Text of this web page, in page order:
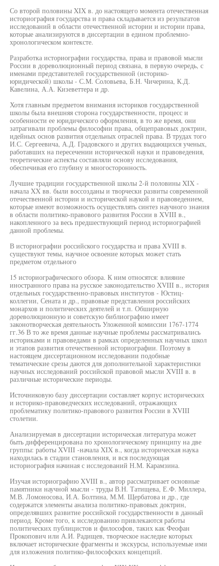
Со второй половины XIX в. до настоящего момента отечественная
историография государства и права складывается из результатов
исследований в области отечественной истории и истории права,
которые анализируются в диссертации в едином проблемно-
хронологическом контексте.
Разработка историографии государства, права и правовой мысли
России в дореволюционный период связана, в первую очередь, с
именами представителей государственной (историко-
юридической) школы - С.М. Соловьева, Б.Н. Чичерина, К.Д.
Кавелина, А.А. Кизеветтера и др.
Хотя главным предметом внимания историков государственной
школы была внешняя сторона государственности, процесс и
особенности ее юридического оформления, в то же время, они
затрагивали проблемы философии права, общеправовых доктрин,
идейных основ развития отдельных отраслей права. В трудах того
И.С. Сергеевича, А.Д. Градовского и других выдающихся ученых,
работавших на пересечении исторической науки и правоведения,
теоретические аспекты составляли основу исследования,
обеспечивая его глубину и многосторонность.
Лучшие традиции государственной школы 2-й половины XIX -
начала XX вв. были воссозданы и творчески развиты современной
отечественной истории и исторической наукой и правоведением,
которые имеют возможность осуществлять синтез научного знания
в области политико-правового развития России в XVIII в.,
накопленного за весь предшествующий период историографией
данной проблемы.
В историографии российского государства и права XVIII в.
существуют темы, научное освоение которых может стать
предметом отдельного
15 историографического обзора. К ним относятся: влияние
иностранного права на русское законодательство XVIII в., история
отдельных государственно-правовых институтов - Юстиц-
коллегии, Сената и др., правовые представления российских
монархов и политических деятелей и т.п. Обширную
дореволюционную и советскую библиографию имеет
законотворческая деятельность Уложенной комиссии 1767-1774
гг.36 В то же время данные научные проблемы рассматривались
историками и правоведами в рамках определенных научных школ
и этапов развития отечественной историографии. Поэтому в
настоящем диссертационном исследовании подобные
тематические срезы даются для дополнительной характеристики
научных исследований российской правовой мысли XVIII в. в
различные исторические периоды.
Источниковую базу диссертации составляет корпус исторических
и историко-правоведческих исследований, отражающих
проблематику политико-правового развития России в XVIII
столетии.
Анализируемая в диссертации историческая литература может
быть дифференцирована по хронологическому принципу на две
группы: работы XVIII -начала XIX в., когда историческая наука
находилась в стадии становления, и вся последующая
историография начиная с исследований Н.М. Карамзина.
Изучая историографию XVIII в., автор рассматривает основные
памятники научной мысли - труды В.Н. Татищева, Е.Ф. Миллера,
М.В. Ломоносова, И.А. Болтина, М.М. Щербатова и др., где
содержатся элементы анализа политико-правовых доктрин,
определявших развитие российской государственности в данный
период. Кроме того, к исследованию привлекаются работы
политических публицистов и философов, таких как Феофан
Прокопович или А.И. Радищев, творческое наследие которых
включает исторические фрагменты и экскурсы, используемые ими
для изложения политико-философских концепций.